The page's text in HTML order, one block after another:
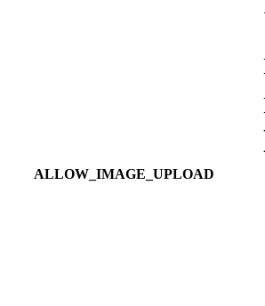
ALLOW_IMAGE_UPLOAD